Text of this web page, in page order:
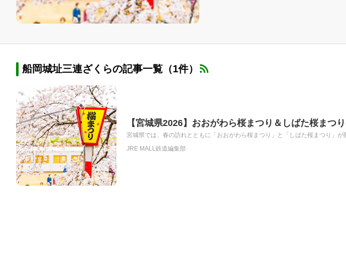
船岡城址三連ざくらの記事一覧（1件）
【宮城県2026】おおがわら桜まつり＆しばた桜まつ
宮城県では、春の訪れとともに「おおがわら桜まつり」と「しばた桜まつり」
JRE MALL鉄道編集部